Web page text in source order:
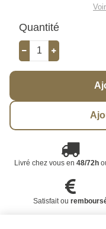
Quantité
Livré chez vous en 48/72h
Satisfait ou